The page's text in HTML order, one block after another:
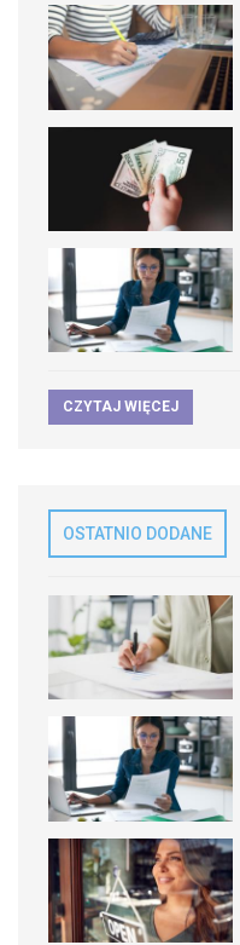
CZYTAJ WIĘCEJ
OSTATNIO DODANE